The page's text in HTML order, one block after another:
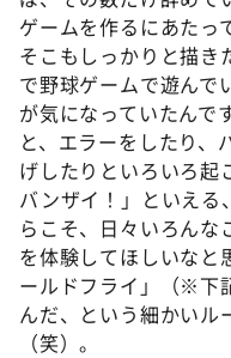
ゲームを作るにあたっ
そこもしっかりと描き
で野球ゲームで遊んで
が気になっていたんで
と、エラーをしたり、
げしたりといろいろ起
バンザイ！」といえる
らこそ、日々いろんな
を体験してほしいなと
ールドフライ」（※下
んだ、という細かいル
（笑）。